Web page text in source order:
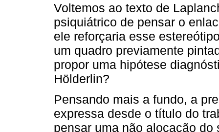
Voltemos ao texto de
psiquiátrico de pensar o
ele reforçaria esse
um quadro previamente
propor uma hipótese
Hölderlin?
Pensando mais a fundo, a
expressa desde o título do
pensar uma não alocação